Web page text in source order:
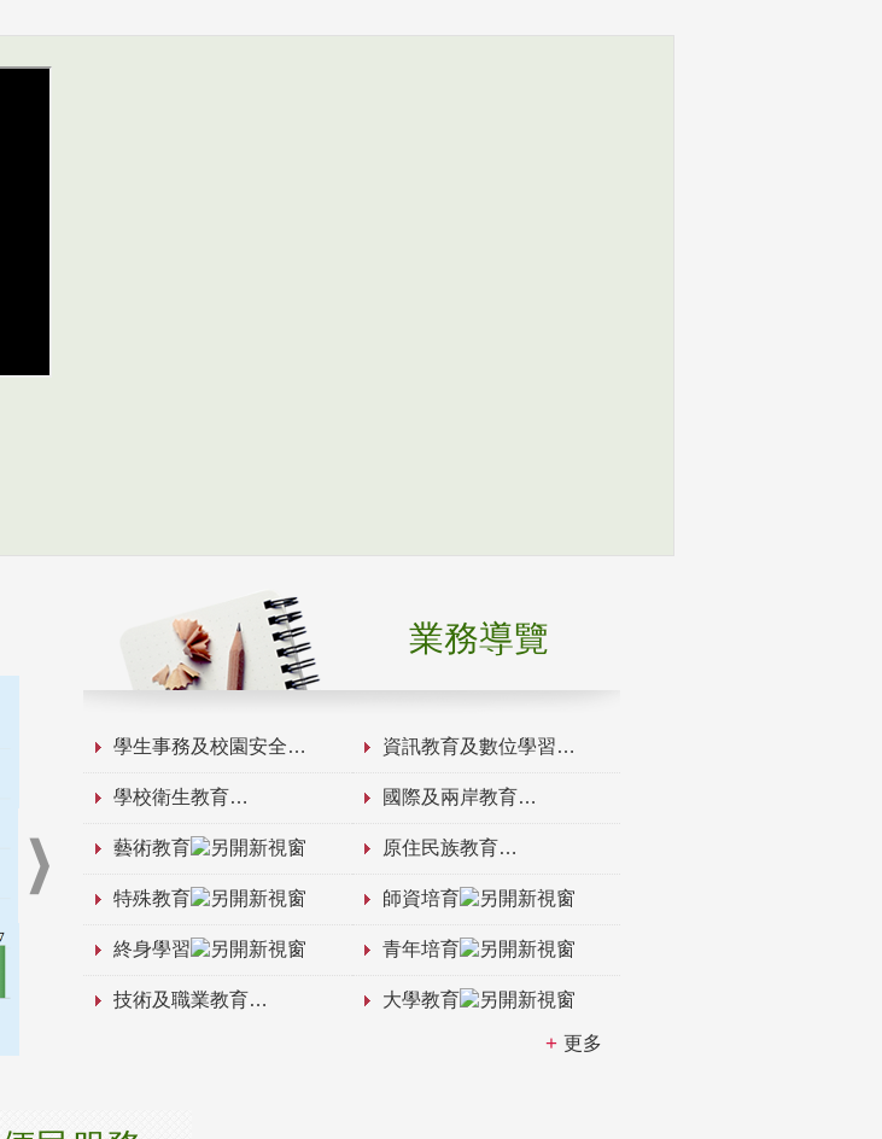
業務導覽
學生事務及校園安全 資訊教育及數位學習
學校衛生教育 國際及兩岸教育
藝術教育 原住民族教育
特殊教育 師資培育
終身學習 青年培育
技術及職業教育 大學教育
更多